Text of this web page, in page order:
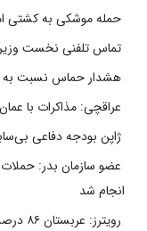
حمله موشکی به کشتی
تماس تلفنی نخست وزیر
هشدار حماس نسبت به
عراقچی: مذاکرات با
ژاپن بودجه دفاعی بی‌سابقه ۵۶ میلیارد دلاری را در
عضو سازمان بدر: حملات
انجام شد